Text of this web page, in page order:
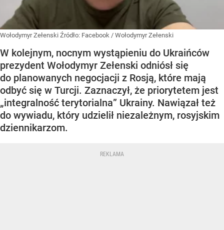
Wołodymyr Zełenski Źródło: Facebook / Wołodymyr Zełenski
W kolejnym, nocnym wystąpieniu do Ukraińców
prezydent Wołodymyr Zełenski odniósł się
do planowanych negocjacji z Rosją, które mają
odbyć się w Turcji. Zaznaczył, że priorytetem jest
„integralność terytorialna” Ukrainy. Nawiązał też
do wywiadu, który udzielił niezależnym, rosyjskim
dziennikarzom.